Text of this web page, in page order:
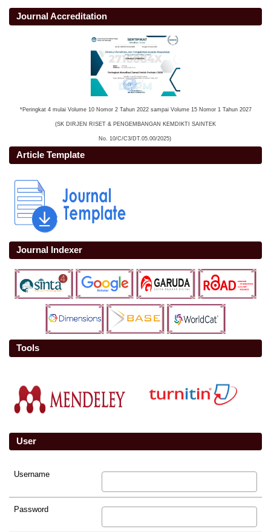
Journal Accreditation
*Peringkat 4 mulai Volume 10 Nomor 2 Tahun 2022 sampai Volume 15 Nomor 1 Tahun 2027
(SK DIRJEN RISET & PENGEMBANGAN KEMDIKTI SAINTEK
No. 10/C/C3/DT.05.00/2025)
Article Template
Journal Indexer
Tools
User
Username
Password